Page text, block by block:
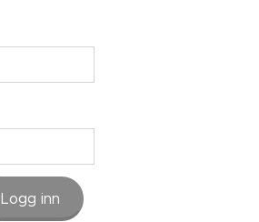
Logg inn